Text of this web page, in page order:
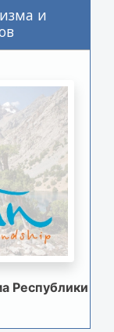
и
Республики